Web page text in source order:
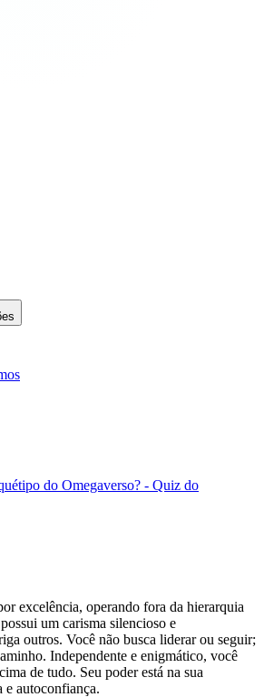
do Omegaverso? - Quiz do
excelência, operando fora da hierarquia
um carisma silencioso e
outros. Você não busca liderar ou seguir;
Independente e enigmático, você
de tudo. Seu poder está na sua
e autoconfiança.